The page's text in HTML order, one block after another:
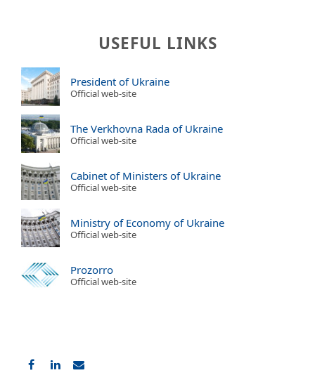
USEFUL LINKS
President of Ukraine
Official web-site
The Verkhovna Rada of Ukraine
Official web-site
Cabinet of Ministers of Ukraine
Official web-site
Ministry of Economy of Ukraine
Official web-site
Prozorro
Official web-site